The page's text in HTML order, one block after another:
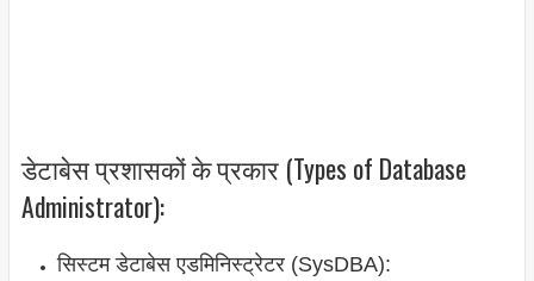
डेटाबेस प्रशासकों के प्रकार (Types of Database
Administrator):
सिस्टम डेटाबेस एडमिनिस्ट्रेटर (SysDBA):